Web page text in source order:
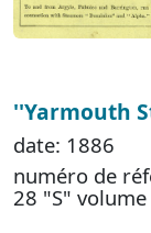
''Yarmouth
date: 1886
numéro de
28 "S"